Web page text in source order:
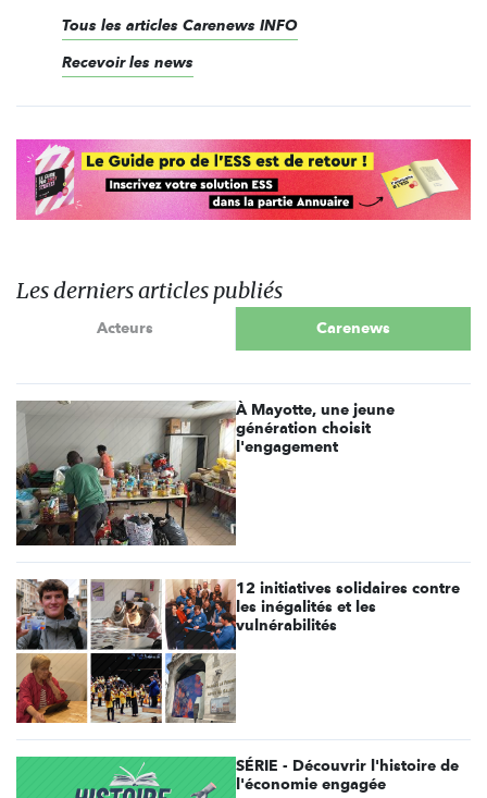
Tous les articles Carenews INFO
Recevoir les news
Les derniers articles publiés
Acteurs Carenews
À Mayotte, une jeune
génération choisit
l'engagement
12 initiatives solidaires contre
les inégalités et les
vulnérabilités
SÉRIE - Découvrir l'histoire de
l'économie engagée